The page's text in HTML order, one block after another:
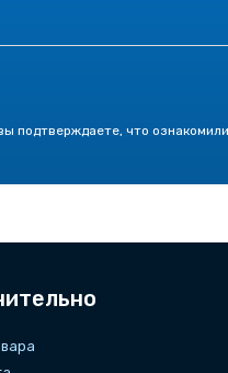
подтверждаете, что